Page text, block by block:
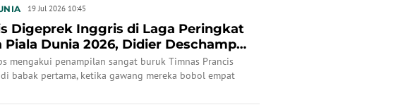
19 Jul 2026 10:45
Digeprek Inggris di Laga Peringkat
Piala Dunia 2026, Didier Deschamps
mengakui penampilan sangat buruk Timnas Prancis
babak pertama, ketika gawang mereka bobol empat